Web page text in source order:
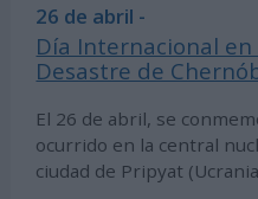
26 de abril -
Día Internacional en
Desastre de
El 26 de abril, se
ocurrido en la central
ciudad de Pripyat